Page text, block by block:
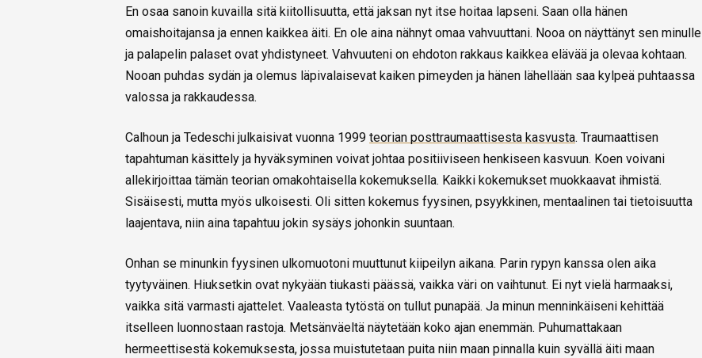
En osaa sanoin kuvailla sitä kiitollisuutta, että jaksan nyt itse hoitaa lapseni. Saan olla hänen
omaishoitajansa ja ennen kaikkea äiti. En ole aina nähnyt omaa vahvuuttani. Nooa on näyttänyt sen minulle
ja palapelin palaset ovat yhdistyneet. Vahvuuteni on ehdoton rakkaus kaikkea elävää ja olevaa kohtaan.
Nooan puhdas sydän ja olemus läpivalaisevat kaiken pimeyden ja hänen lähellään saa kylpeä puhtaassa
valossa ja rakkaudessa.
Calhoun ja Tedeschi julkaisivat vuonna 1999 teorian posttraumaattisesta kasvusta. Traumaattisen
tapahtuman käsittely ja hyväksyminen voivat johtaa positiiviseen henkiseen kasvuun. Koen voivani
allekirjoittaa tämän teorian omakohtaisella kokemuksella. Kaikki kokemukset muokkaavat ihmistä.
Sisäisesti, mutta myös ulkoisesti. Oli sitten kokemus fyysinen, psyykkinen, mentaalinen tai tietoisuutta
laajentava, niin aina tapahtuu jokin sysäys johonkin suuntaan.
Onhan se minunkin fyysinen ulkomuotoni muuttunut kiipeilyn aikana. Parin rypyn kanssa olen aika
tyytyväinen. Hiuksetkin ovat nykyään tiukasti päässä, vaikka väri on vaihtunut. Ei nyt vielä harmaaksi,
vaikka sitä varmasti ajattelet. Vaaleasta tytöstä on tullut punapää. Ja minun menninkäiseni kehittää
itselleen luonnostaan rastoja. Metsänväeltä näytetään koko ajan enemmän. Puhumattakaan
hermeettisestä kokemuksesta, jossa muistutetaan puita niin maan pinnalla kuin syvällä äiti maan